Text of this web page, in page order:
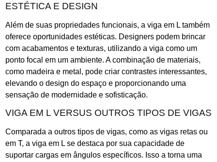
ESTÉTICA E DESIGN
Além de suas propriedades funcionais, a viga em L também
oferece oportunidades estéticas. Designers podem brincar
com acabamentos e texturas, utilizando a viga como um
ponto focal em um ambiente. A combinação de materiais,
como madeira e metal, pode criar contrastes interessantes,
elevando o design do espaço e proporcionando uma
sensação de modernidade e sofisticação.
VIGA EM L VERSUS OUTROS TIPOS DE VIGAS
Comparada a outros tipos de vigas, como as vigas retas ou
em T, a viga em L se destaca por sua capacidade de
suportar cargas em ângulos específicos. Isso a torna uma